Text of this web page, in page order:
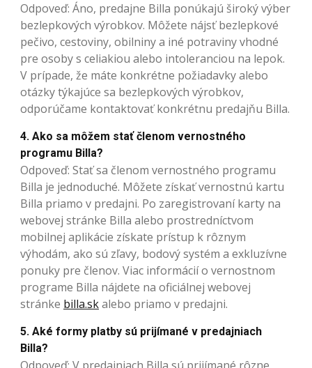
Odpoveď: Áno, predajne Billa ponúkajú široký výber
bezlepkových výrobkov. Môžete nájsť bezlepkové
pečivo, cestoviny, obilniny a iné potraviny vhodné
pre osoby s celiakiou alebo intoleranciou na lepok.
V prípade, že máte konkrétne požiadavky alebo
otázky týkajúce sa bezlepkových výrobkov,
odporúčame kontaktovať konkrétnu predajňu Billa.
4. Ako sa môžem stať členom vernostného
programu Billa?
Odpoveď: Stať sa členom vernostného programu
Billa je jednoduché. Môžete získať vernostnú kartu
Billa priamo v predajni. Po zaregistrovaní karty na
webovej stránke Billa alebo prostredníctvom
mobilnej aplikácie získate prístup k rôznym
výhodám, ako sú zľavy, bodový systém a exkluzívne
ponuky pre členov. Viac informácií o vernostnom
programe Billa nájdete na oficiálnej webovej
stránke billa.skalebo priamo v predajni.
5. Aké formy platby sú prijímané v predajniach
Billa?